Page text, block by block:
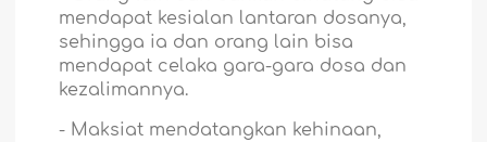
mendapat kesialan lantaran dosanya,
sehingga ia dan orang lain bisa
mendapat celaka gara-gara dosa dan
kezalimannya.
- Maksiat mendatangkan kehinaan,